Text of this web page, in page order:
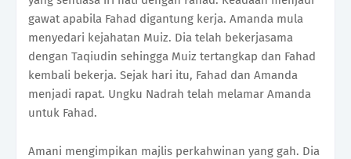
gawat apabila Fahad digantung kerja. Amanda mula
menyedari kejahatan Muiz. Dia telah bekerjasama
dengan Taqiudin sehingga Muiz tertangkap dan Fahad
kembali bekerja. Sejak hari itu, Fahad dan Amanda
menjadi rapat. Ungku Nadrah telah melamar Amanda
untuk Fahad.
Amani mengimpikan majlis perkahwinan yang gah. Dia